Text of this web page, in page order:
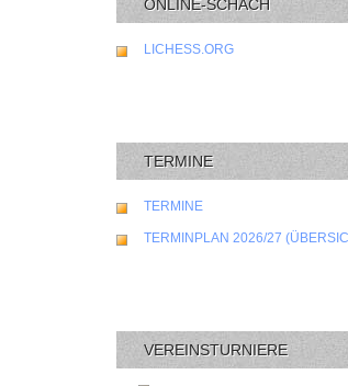
ONLINE-SCHACH
LICHESS.ORG
TERMINE
TERMINE
TERMINPLAN 2026/27
VEREINSTURNIERE